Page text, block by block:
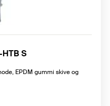
S
EPDM gummi skive og